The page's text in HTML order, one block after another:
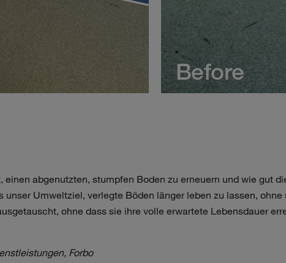
abgenutzten, stumpfen Boden zu erneuern und wie gut
Umweltziel, verlegte Böden länger leben zu lassen,
ohne dass sie ihre volle erwartete Lebensdauer
Forbo